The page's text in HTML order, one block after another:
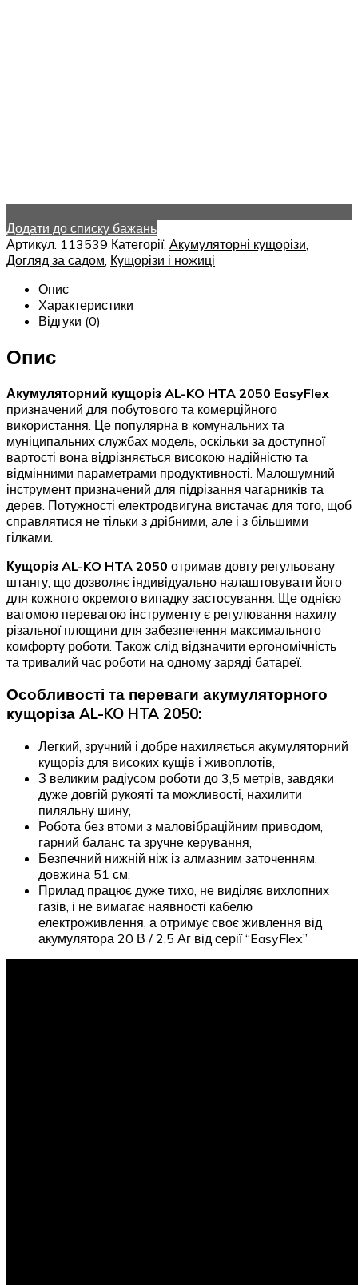
Додати до списку бажань
Артикул: 113539 Категорії: Акумуляторні кущорізи
Догляд за садом Кущорізи і ножиці
Опис
Характеристики
Відгуки (0)
Опис
Акумуляторний кущоріз AL-KO HTA 2050 EasyFlex
призначений для побутового та комерційного
використання. Це популярна в комунальних та
муніципальних службах модель, оскільки за доступної
вартості вона відрізняється високою надійністю та
відмінними параметрами продуктивності. Малошумний
інструмент призначений для підрізання чагарників та
дерев. Потужності електродвигуна вистачає для того, щоб
справлятися не тільки з дрібними, але і з більшими
гілками.
Кущоріз AL-KO HTA 2050 отримав довгу регульовану
штангу, що дозволяє індивідуально налаштовувати його
для кожного окремого випадку застосування. Ще однією
вагомою перевагою інструменту є регулювання нахилу
різальної площини для забезпечення максимального
комфорту роботи. Також слід відзначити ергономічність
та тривалий час роботи на одному заряді батареї.
Особливості та переваги акумуляторного
кущоріза AL-KO HTA 2050:
Легкий, зручний і добре нахиляється акумуляторний
кущоріз для високих кущів і живоплотів;
З великим радіусом роботи до 3,5 метрів, завдяки
дуже довгій рукояті та можливості, нахилити
пиляльну шину;
Робота без втоми з маловібраційним приводом,
гарний баланс та зручне керування;
Безпечний нижній ніж із алмазним заточенням,
довжина 51 см;
Прилад працює дуже тихо, не виділяє вихлопних
газів, і не вимагає наявності кабелю
електроживлення, а отримує своє живлення від
акумулятора 20 В / 2,5 Аг від серії “EasyFlex”